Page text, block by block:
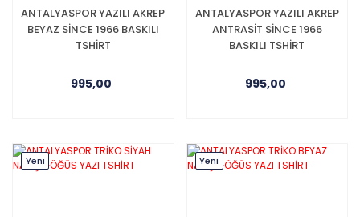
ANTALYASPOR YAZILI AKREP
BEYAZ SİNCE 1966 BASKILI
TSHİRT
995,00
ANTALYASPOR YAZILI AKREP
ANTRASİT SİNCE 1966
BASKILI TSHİRT
995,00
Yeni Yeni